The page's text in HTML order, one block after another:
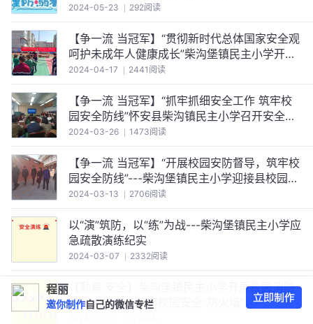
2024-05-23 292阅读
【争一流 当冠军】“贯彻新时代总体国家安全观
呵护未成年人健康成长”柴沟堡镇民主小学开展
《未成年人网络保护条例》学习宣传活动
2024-04-17 2441阅读
【争一流 当冠军】“抓牢抓细安全工作 筑牢校
园安全防线”怀安县柴沟镇民主小学召开安全工
作推进会
2024-03-26 1473阅读
【争一流 当冠军】“开展校园安防督导，筑牢校
园安全防线”---柴沟堡镇民主小学迎接县校园安
全督导组检查工作
2024-03-13 2706阅读
以“演”筑防，以“练”为战---柴沟堡镇民主小学应
急疏散演练纪实
2024-03-07 2332阅读
【勤毅·安全】柴沟堡镇民主小学开展校园消防
安全大检查，筑牢校园安全“防火墙”
程丽
邀你制作 自己的微信专栏